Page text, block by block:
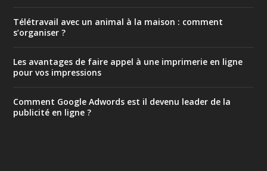
Télétravail avec un animal à la maison : comment
s’organiser ?
Les avantages de faire appel à une imprimerie en ligne
pour vos impressions
Comment Google Adwords est il devenu leader de la
publicité en ligne ?